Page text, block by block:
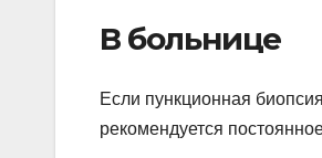
В больнице
Если пункционная
рекомендуется